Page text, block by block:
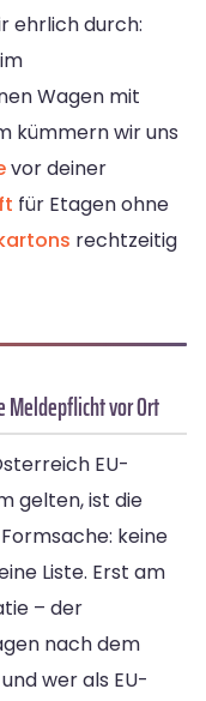
ehrlich durch:
Wagen mit
kümmern wir uns
vor deiner
für Etagen ohne
rechtzeitig
Meldepflicht vor Ort
EU-
gelten, ist die
keine
Liste. Erst am
– der
nach dem
wer als EU-